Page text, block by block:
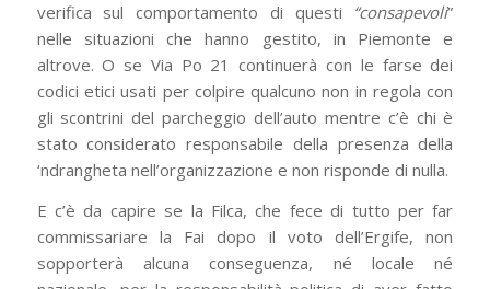
verifica sul comportamento di questi “consapevoli”
nelle situazioni che hanno gestito, in Piemonte e
altrove. O se Via Po 21 continuerà con le farse dei
codici etici usati per colpire qualcuno non in regola con
gli scontrini del parcheggio dell’auto mentre c’è chi è
stato considerato responsabile della presenza della
‘ndrangheta nell’organizzazione e non risponde di nulla.
E c’è da capire se la Filca, che fece di tutto per far
commissariare la Fai dopo il voto dell’Ergife, non
sopporterà alcuna conseguenza, né locale né